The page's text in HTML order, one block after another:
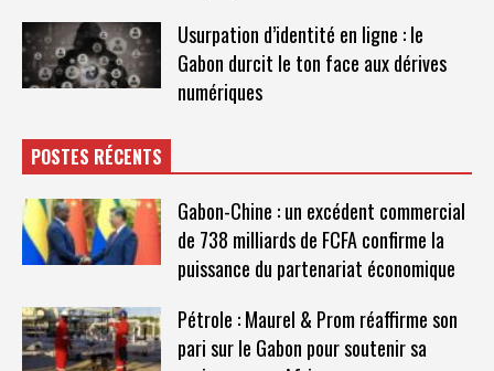
Usurpation d’identité en ligne : le
Gabon durcit le ton face aux dérives
numériques
POSTES RÉCENTS
Gabon-Chine : un excédent commercial
de 738 milliards de FCFA confirme la
puissance du partenariat économique
Pétrole : Maurel & Prom réaffirme son
pari sur le Gabon pour soutenir sa